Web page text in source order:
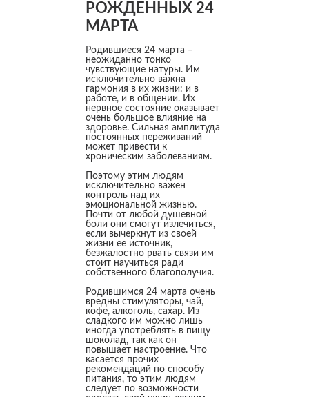
РОЖДЕННЫХ 24
МАРТА
Родившиеся 24 марта –
неожиданно тонко
чувствующие натуры. Им
исключительно важна
гармония в их жизни: и в
работе, и в общении. Их
нервное состояние оказывает
очень большое влияние на
здоровье. Сильная амплитуда
постоянных переживаний
может привести к
хроническим заболеваниям.
Поэтому этим людям
исключительно важен
контроль над их
эмоциональной жизнью.
Почти от любой душевной
боли они смогут излечиться,
если вычеркнут из своей
жизни ее источник,
безжалостно рвать связи им
стоит научиться ради
собственного благополучия.
Родившимся 24 марта очень
вредны стимуляторы, чай,
кофе, алкоголь, сахар. Из
сладкого им можно лишь
иногда употреблять в пищу
шоколад, так как он
повышает настроение. Что
касается прочих
рекомендаций по способу
питания, то этим людям
следует по возможности